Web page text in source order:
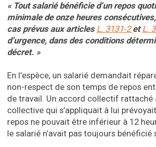
« Tout salarié bénéficie d’un repos
minimale de onze heures
cas prévus aux articles L. 3131-2etL.
d’urgence, dans des conditions
décret. »
En l’espèce, un salarié demandait
non-respect de son temps de repos
de travail. Un accord collectif rattaché
collective qui s’appliquait à lui
repos ne pouvait être inférieur à 12
le salarié n’avait pas toujours bénéficié